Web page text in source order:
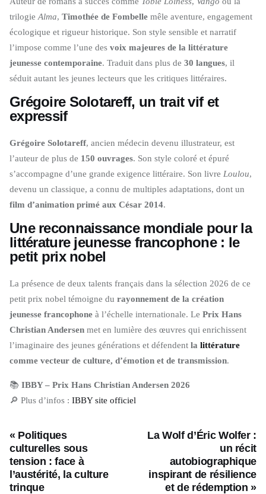
trilogie Alma, Timothée de Fombelle mêle aventure, engagement
écologique et rigueur historique. Son style sensible et narratif
l’impose comme l’une des voix majeures de la littérature
jeunesse contemporaine. Traduit dans plus de 30 langues, il
séduit autant les jeunes lecteurs que les critiques littéraires.
Grégoire Solotareff, un trait vif et
expressif
Grégoire Solotareff, ancien médecin devenu illustrateur, est
l’auteur de plus de 150 ouvrages. Son style coloré et épuré
s’accompagne d’une grande exigence littéraire. Son livre Loulou,
devenu un classique, a connu de multiples adaptations, dont un
film d’animation primé aux César 2014.
Une reconnaissance mondiale pour la
littérature jeunesse francophone: le
petit prix nobel
La présence de deux talents français dans la sélection 2026 de ce
petit prix nobel témoigne du rayonnement de la création
jeunesse francophone à l’échelle internationale. Le Prix Hans
Christian Andersen met en lumière des œuvres qui enrichissent
l’imaginaire des jeunes générations et défendent la littérature
comme vecteur de culture, d’émotion et de transmission.
📚 IBBY – Prix Hans Christian Andersen 2026
🔎 Plus d’infos : IBBY site officiel
La Wolf d’Éric Wolfer :
un récit
autobiographique
inspirant de résilience
et de rédemption »
« Politiques
culturelles sous
tension : face à
l’austérité, la culture
trinque